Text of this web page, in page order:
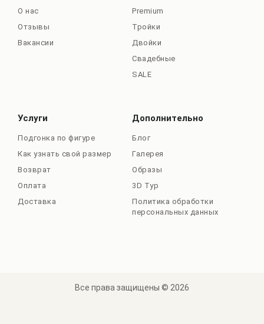
О нас
Отзывы
Вакансии
Premium
Тройки
Двойки
Свадебные
SALE
Услуги
Подгонка по фигуре
Как узнать свой размер
Возврат
Оплата
Доставка
Дополнительно
Блог
Галерея
Образы
3D Тур
Политика обработки
персональных данных
Все права защищены © 2026